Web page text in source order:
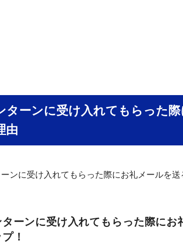
ターンに受け入れてもらった
由
ンに受け入れてもらった際にお礼メールを送
ターンに受け入れてもらった際にお
！